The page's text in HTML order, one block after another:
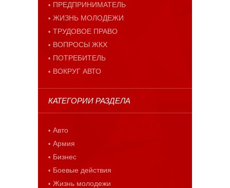
ПРЕДПРИНИМАТЕЛЬ
ЖИЗНЬ МОЛОДЕЖИ
ТРУДОВОЕ ПРАВО
ВОПРОСЫ ЖКХ
ПОТРЕБИТЕЛЬ
ВОКРУГ АВТО
КАТЕГОРИИ РАЗДЕЛА
Авто
Армия
Бизнес
Боевые действия
Жизнь молодежи